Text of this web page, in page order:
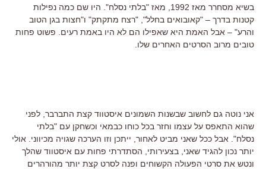
בשיא מסחרר מאז 1992, מאז "בלתי נסלח". היו שם כמה נפילות
קטנות בדרך – "קאובואים בחלל", "רצח מתקתק" ו"חצות בגן הטוב
והרע" – אבל האמת היא שאפילו הם לא היו באמת רעים. פשוט פחות
טובים מרוב הסרטים האחרים שלו.
אני נוטה גם לחשוב שבשנות השמונים איסטווד קצת התברבר, לפני
שהוא התאפס על עצמו וחזר בכל כוחו כבמאי וכשחקן עם "בלתי
נסלח". אבל ככל שאני מביט לאחור, ייתכן וזו הערכה שגויה מכיווני. אולי
יותר נכון להגיד שאני, בצעירותי, הסתדרתי פחות עם איסטווד שהלך
ונטש את סרטי הפעולה הקשוחים ופנה לסרט קצת יותר מהורהרים